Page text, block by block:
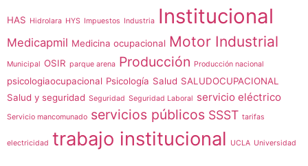
HAS Hidrolara HYS Impuestos Industria Institucional
Medicapmil Medicina ocupacional Motor Industrial
Municipal OSIR parque arena Producción Producción nacional
psicologiaocupacional Psicología Salud SALUDOCUPACIONAL
Salud y seguridad Seguridad Seguridad Laboral servicio eléctrico
Servicio mancomunado servicios públicos SSST tarifas
electricidad trabajo institucional UCLA Universidad